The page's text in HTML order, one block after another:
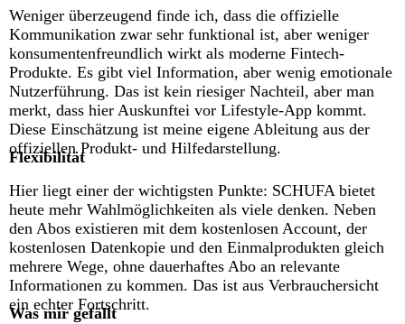
Weniger überzeugend finde ich, dass die offizielle
Kommunikation zwar sehr funktional ist, aber weniger
konsumentenfreundlich wirkt als moderne Fintech-
Produkte. Es gibt viel Information, aber wenig emotionale
Nutzerführung. Das ist kein riesiger Nachteil, aber man
merkt, dass hier Auskunftei vor Lifestyle-App kommt.
Diese Einschätzung ist meine eigene Ableitung aus der
offiziellen Produkt- und Hilfedarstellung.
Flexibilität
Hier liegt einer der wichtigsten Punkte: SCHUFA bietet
heute mehr Wahlmöglichkeiten als viele denken. Neben
den Abos existieren mit dem kostenlosen Account, der
kostenlosen Datenkopie und den Einmalprodukten gleich
mehrere Wege, ohne dauerhaftes Abo an relevante
Informationen zu kommen. Das ist aus Verbrauchersicht
ein echter Fortschritt.
Was mir gefällt